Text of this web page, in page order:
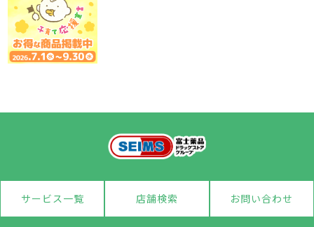
サービス一覧 店舗検索 お問い合わせ